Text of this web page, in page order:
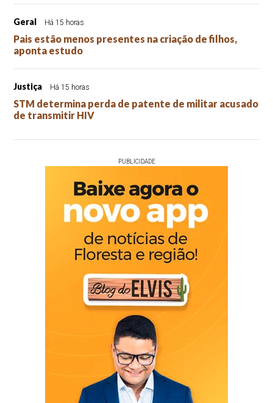
Geral Há 15 horas
Pais estão menos presentes na criação de filhos,
aponta estudo
Justiça Há 15 horas
STM determina perda de patente de militar acusado
de transmitir HIV
PUBLICIDADE